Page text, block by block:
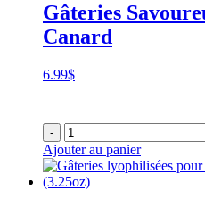
Gâteries
Canard
6.99$
-
Ajouter au panier